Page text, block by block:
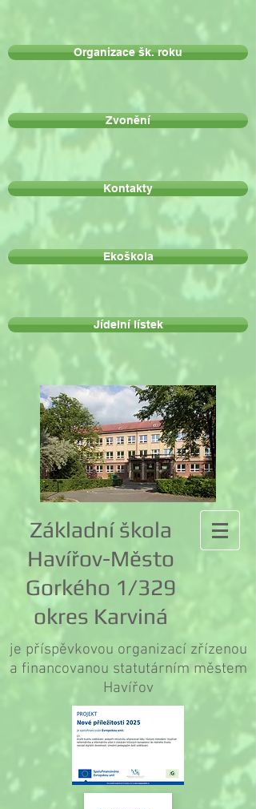
Organizace šk. roku
Zvonění
Kontakty
Ekoškola
Jídelní lístek
Základní škola
Havířov-Město
Gorkého 1/329
okres Karviná
je příspěvkovou organizací zřízenou
a financovanou statutárním městem
Havířov